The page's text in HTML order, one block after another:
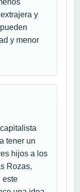
y
y menor
tener un
hijos a los
Rozas,
este